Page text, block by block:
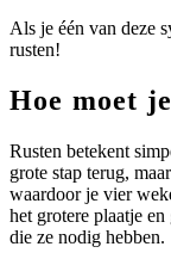
Als je één van deze
rusten!
Hoe moet
Rusten betekent
grote stap terug,
waardoor je vier
het grotere plaatje
die ze nodig hebben.